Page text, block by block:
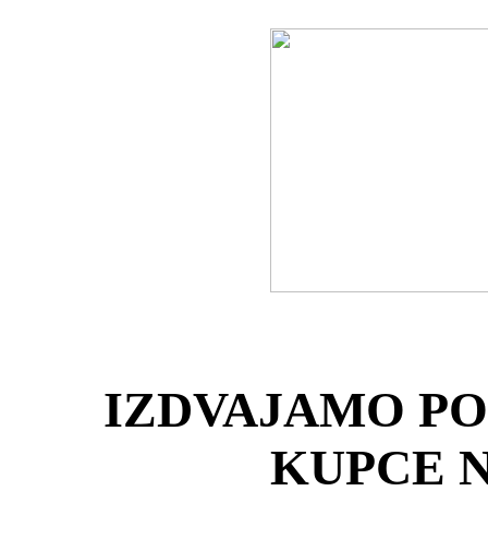
IZDVAJAMO
KUPCE